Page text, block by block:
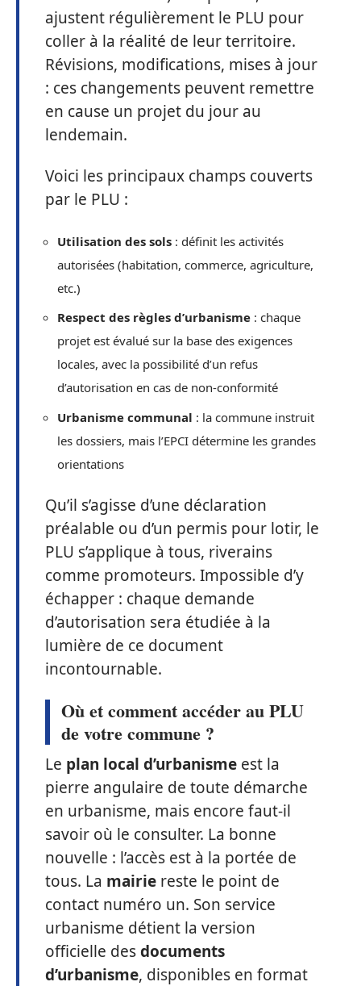
ajustent régulièrement le PLU pour
coller à la réalité de leur territoire.
Révisions, modifications, mises à jour
: ces changements peuvent remettre
en cause un projet du jour au
lendemain.
Voici les principaux champs couverts
par le PLU :
Utilisation des sols : définit les activités
autorisées (habitation, commerce, agriculture,
etc.)
Respect des règles d’urbanisme : chaque
projet est évalué sur la base des exigences
locales, avec la possibilité d’un refus
d’autorisation en cas de non-conformité
Urbanisme communal : la commune instruit
les dossiers, mais l’EPCI détermine les grandes
orientations
Qu’il s’agisse d’une déclaration
préalable ou d’un permis pour lotir, le
PLU s’applique à tous, riverains
comme promoteurs. Impossible d’y
échapper : chaque demande
d’autorisation sera étudiée à la
lumière de ce document
incontournable.
Où et comment accéder au PLU
de votre commune ?
Le plan local d’urbanisme est la
pierre angulaire de toute démarche
en urbanisme, mais encore faut-il
savoir où le consulter. La bonne
nouvelle : l’accès est à la portée de
tous. La mairie reste le point de
contact numéro un. Son service
urbanisme détient la version
officielle desdocuments
d’urbanisme, disponibles en format